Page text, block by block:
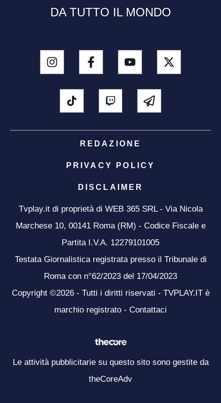
DA TUTTO IL MONDO
REDAZIONE
PRIVACY POLICY
DISCLAIMER
Tvplay.it di proprietà di WEB 365 SRL - Via Nicola
Marchese 10, 00141 Roma (RM) - Codice Fiscale e
Partita I.V.A. 12279101005
Testata Giornalistica registrata presso il Tribunale di
Roma con n°62/2023 del 17/04/2023
Copyright ©2026 - Tutti i diritti riservati - TVPLAY.IT è
marchio registrato - Contattaci
Le attività pubblicitarie su questo sito sono gestite da
theCoreAdv